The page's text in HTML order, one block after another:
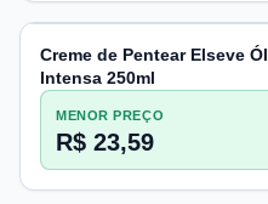
Creme de Pentear Elseve
Intensa 250ml
MENOR PREÇO
R$ 23,59